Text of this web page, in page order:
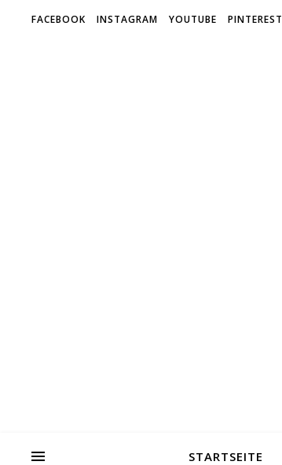
FACEBOOK INSTAGRAM YOUTUBE PINTEREST
STARTSEITE